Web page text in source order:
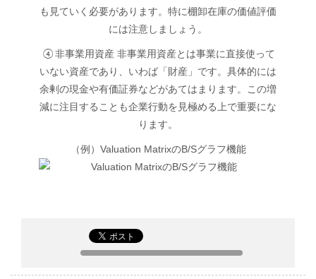
も見ていく必要があります。特に棚卸在庫の価値評価
には注意しましょう。
④非事業用資産 非事業用資産とは事業に直接使って
いない資産であり、いわば「財産」です。具体的には
余剰の現金や有価証券などがあてはまります。この増
減に注目することも企業行動を見極める上で重要にな
ります。
（例）Valuation MatrixのB/Sグラフ機能